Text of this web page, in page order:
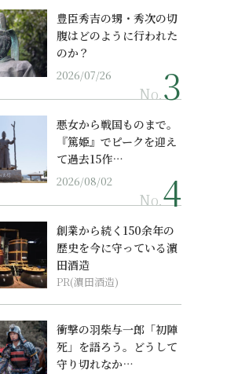
豊臣秀吉の甥・秀次の切
腹はどのように行われた
のか？
2026/07/26
No.
悪女から戦国ものまで。
『篤姫』でピークを迎え
て過去15作…
2026/08/02
No.
創業から続く150余年の
歴史を今に守っている濵
田酒造
PR(濵田酒造)
衝撃の羽柴与一郎「初陣
死」を語ろう。どうして
守り切れなか…